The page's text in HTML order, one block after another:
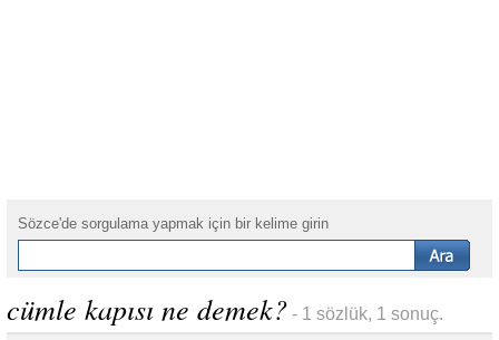
Sözce'de sorgulama yapmak için bir kelime girin
cümle kapısı ne demek? - 1 sözlük, 1 sonuç.